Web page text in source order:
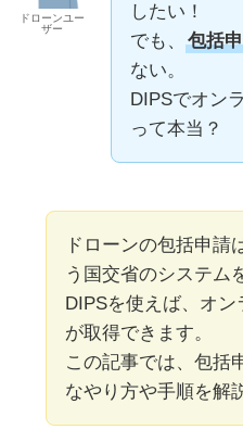
ドローンユー
ザー
したい！
でも、
包括
ない。
DIPSでオン
って本当？
ドローンの包括申請
う国交省のシステム
DIPSを使えば、オ
が取得できます。
この記事では、包括
なやり方や手順を解